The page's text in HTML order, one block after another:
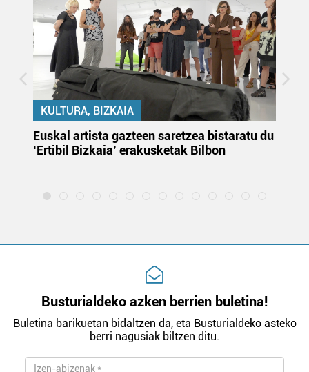
KULTURA, BIZKAIA
Euskal artista gazteen saretzea bistaratu du
‘Ertibil Bizkaia’ erakusketak Bilbon
Busturialdeko azken berrien buletina!
Buletina barikuetan bidaltzen da, eta Busturialdeko asteko
berri nagusiak biltzen ditu.